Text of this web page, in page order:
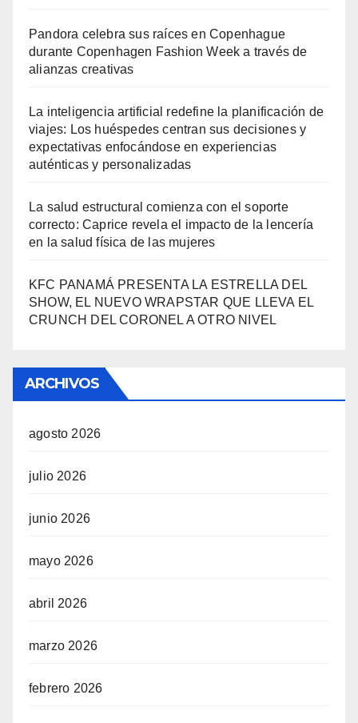
Pandora celebra sus raíces en Copenhague
durante Copenhagen Fashion Week a través de
alianzas creativas
La inteligencia artificial redefine la planificación de
viajes: Los huéspedes centran sus decisiones y
expectativas enfocándose en experiencias
auténticas y personalizadas
La salud estructural comienza con el soporte
correcto: Caprice revela el impacto de la lencería
en la salud física de las mujeres
KFC PANAMÁ PRESENTA LA ESTRELLA DEL
SHOW, EL NUEVO WRAPSTAR QUE LLEVA EL
CRUNCH DEL CORONEL A OTRO NIVEL
ARCHIVOS
agosto 2026
julio 2026
junio 2026
mayo 2026
abril 2026
marzo 2026
febrero 2026